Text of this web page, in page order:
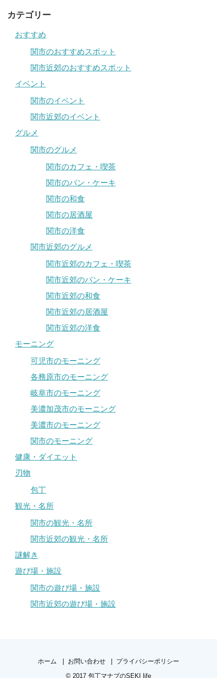
カテゴリー
おすすめ
関市のおすすめスポット
関市近郊のおすすめスポット
イベント
関市のイベント
関市近郊のイベント
グルメ
関市のグルメ
関市のカフェ・喫茶
関市のパン・ケーキ
関市の和食
関市の居酒屋
関市の洋食
関市近郊のグルメ
関市近郊のカフェ・喫茶
関市近郊のパン・ケーキ
関市近郊の和食
関市近郊の居酒屋
関市近郊の洋食
モーニング
可児市のモーニング
各務原市のモーニング
岐阜市のモーニング
美濃加茂市のモーニング
美濃市のモーニング
関市のモーニング
健康・ダイエット
刃物
包丁
観光・名所
関市の観光・名所
関市近郊の観光・名所
謎解き
遊び場・施設
関市の遊び場・施設
関市近郊の遊び場・施設
ホーム お問い合わせ
プライバシーポリシー
© 2017 包丁マナブのSEKI life